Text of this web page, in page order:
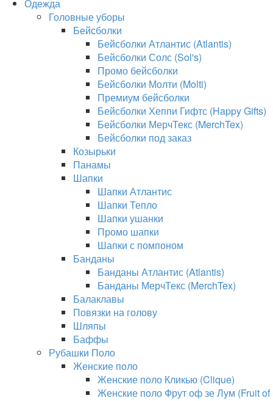
Одежда
Головные уборы
Бейсболки
Бейсболки Атлантис (Atlantis)
Бейсболки Солс (Sol's)
Промо бейсболки
Бейсболки Молти (Molti)
Премиум бейсболки
Бейсболки Хеппи Гифтс (Happy Gifts)
Бейсболки МерчТекс (MerchTex)
Бейсболки под заказ
Козырьки
Панамы
Шапки
Шапки Атлантис
Шапки Тепло
Шапки ушанки
Промо шапки
Шапки с помпоном
Банданы
Банданы Атлантис (Atlantis)
Банданы МерчТекс (MerchTex)
Балаклавы
Повязки на голову
Шляпы
Баффы
Рубашки Поло
Женские поло
Женские поло Кликью (Clique)
Женские поло Фрут оф зе Лум (Fruit of